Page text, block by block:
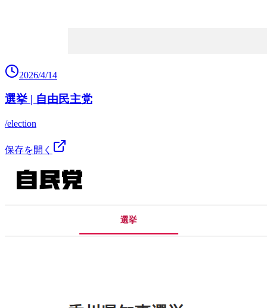
2026/4/14
選挙 | 自由民主党
/election
保存を開く